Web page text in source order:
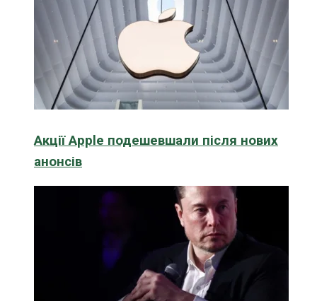
Акції Apple подешевшали після нових
анонсів